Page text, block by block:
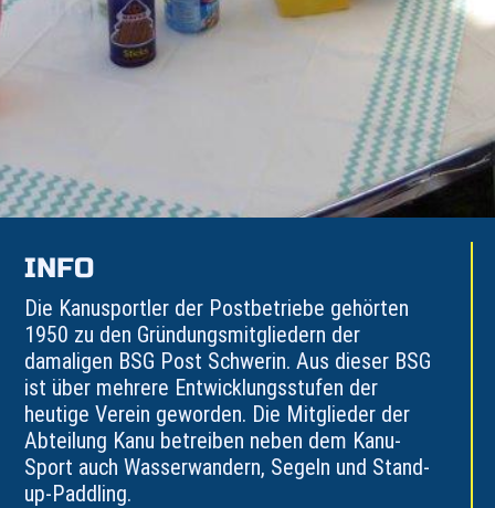
INFO
Die Kanusportler der Postbetriebe gehörten
1950 zu den Gründungsmitgliedern der
damaligen BSG Post Schwerin. Aus dieser BSG
ist über mehrere Entwicklungsstufen der
heutige Verein geworden. Die Mitglieder der
Abteilung Kanu betreiben neben dem Kanu-
Sport auch Wasserwandern, Segeln und Stand-
up-Paddling.